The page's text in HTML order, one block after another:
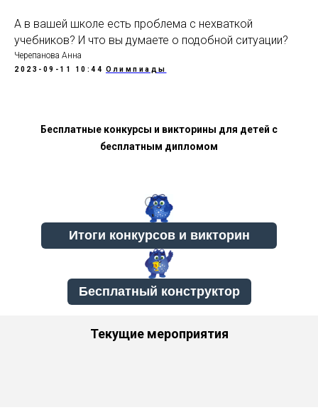
А в вашей школе есть проблема с нехваткой
учебников? И что вы думаете о подобной ситуации?
Черепанова Анна
2023-09-11 10:44 Олимпиады
Бесплатные конкурсы и викторины для детей с
бесплатным дипломом
Бесплатный конструктор
Текущие мероприятия